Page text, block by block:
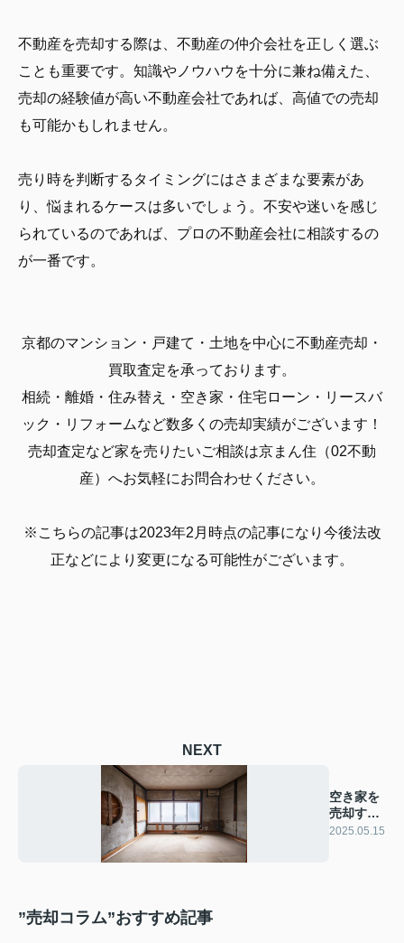
不動産を売却する際は、不動産の仲介会社を正しく選ぶ
ことも重要です。知識やノウハウを十分に兼ね備えた、
売却の経験値が高い不動産会社であれば、高値での売却
も可能かもしれません。
売り時を判断するタイミングにはさまざまな要素があ
り、悩まれるケースは多いでしょう。不安や迷いを感じ
られているのであれば、プロの不動産会社に相談するの
が一番です。
京都のマンション・戸建て・土地を中心に不動産売却・
買取査定を承っております。
相続・離婚・住み替え・空き家・住宅ローン・リースバ
ック・リフォームなど数多くの売却実績がございます！
売却査定など家を売りたいご相談は京まん住（02不動
産）へお気軽にお問合わせください。
※こちらの記事は2023年2月時点の記事になり今後法改
正などにより変更になる可能性がございます。
NEXT
空き家を
売却する
時の注意
2025.05.15
”売却コラム”おすすめ記事